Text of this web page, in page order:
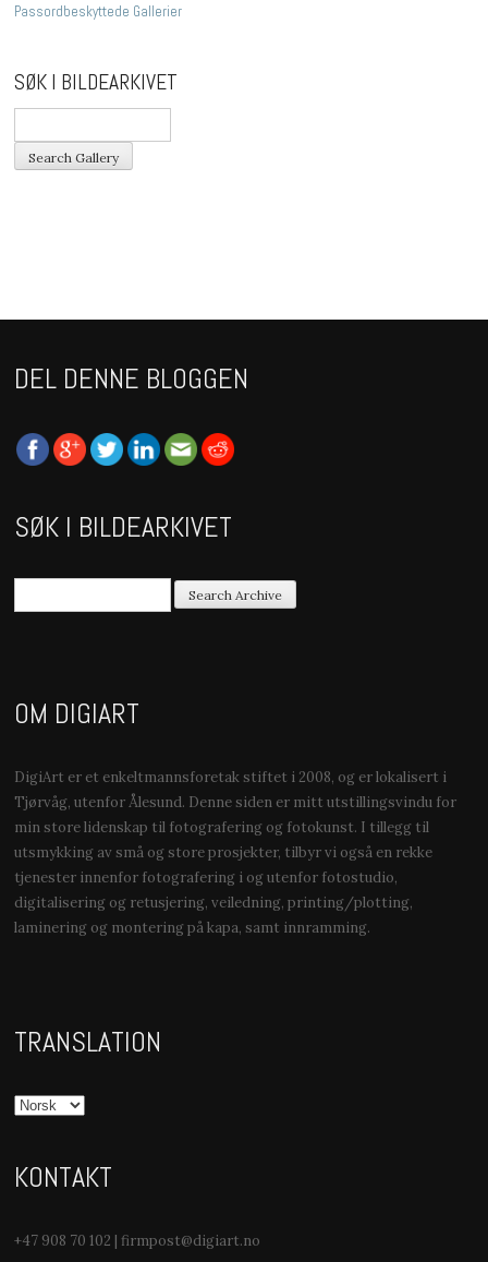
Passordbeskyttede Gallerier
SØK I BILDEARKIVET
DEL DENNE BLOGGEN
SØK I BILDEARKIVET
OM DIGIART
DigiArt er et enkeltmannsforetak stiftet i 2008, og er lokalisert i
Tjørvåg, utenfor Ålesund. Denne siden er mitt utstillingsvindu for
min store lidenskap til fotografering og fotokunst. I tillegg til
utsmykking av små og store prosjekter, tilbyr vi også en rekke
tjenester innenfor fotografering i og utenfor fotostudio,
digitalisering og retusjering, veiledning, printing/plotting,
laminering og montering på kapa, samt innramming.
TRANSLATION
KONTAKT
+47 908 70 102 | firmpost@digiart.no